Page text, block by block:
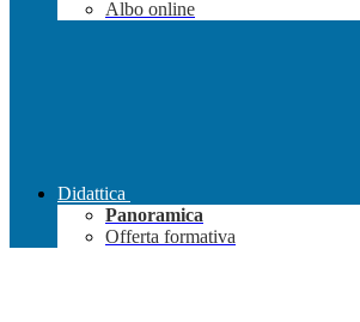
Albo online
Didattica
Panoramica
Offerta formativa